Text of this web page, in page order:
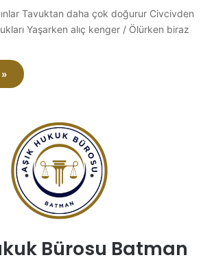
Tavuktan daha çok doğurur Civcivden
Yaşarken alıç kenger / Ölürken biraz
Bürosu Batman